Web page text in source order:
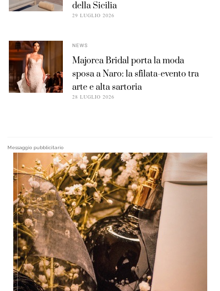
della Sicilia
29 LUGLIO 2026
NEWS
Majorca Bridal porta la moda
sposa a Naro: la sfilata-evento tra
arte e alta sartoria
28 LUGLIO 2026
Messaggio pubblicitario